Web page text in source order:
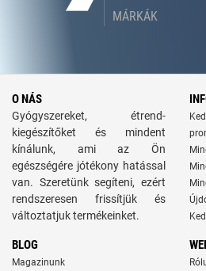
MÁRKÁK
O NÁS
Gyógyszereket, étrend-
kiegészítőket és mindent
kínálunk, ami az Ön
egészségére jótékony hatással
van. Szeretünk segíteni, ezért
rendszeresen frissítjük és
változtatjuk termékeinket.
BLOG
Magazinunk